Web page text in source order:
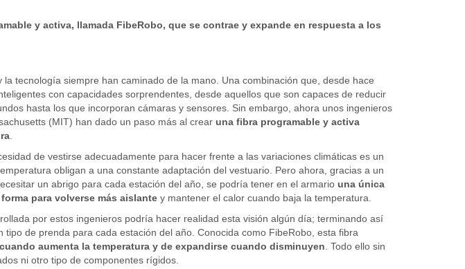
y activa, llamada FibeRobo, que se contrae y expande en respuesta a los
tecnología siempre han caminado de la mano. Una combinación que, desde hace
con capacidades sorprendentes, desde aquellos que son capaces de reducir
hasta los que incorporan cámaras y sensores. Sin embargo, ahora unos ingenieros
(MIT) han dado un paso más al crear una fibra programable y activa
.
de vestirse adecuadamente para hacer frente a las variaciones climáticas es un
obligan a una constante adaptación del vestuario. Pero ahora, gracias a un
un abrigo para cada estación del año, se podría tener en el armario una única
para volverse más aislantey mantener el calor cuando baja la temperatura.
por estos ingenieros podría hacer realidad esta visión algún día; terminando así
de prenda para cada estación del año. Conocida como FibeRobo, esta fibra
aumenta la temperatura y de expandirse cuando disminuyen . Todo ello sin
ni otro tipo de componentes rígidos.